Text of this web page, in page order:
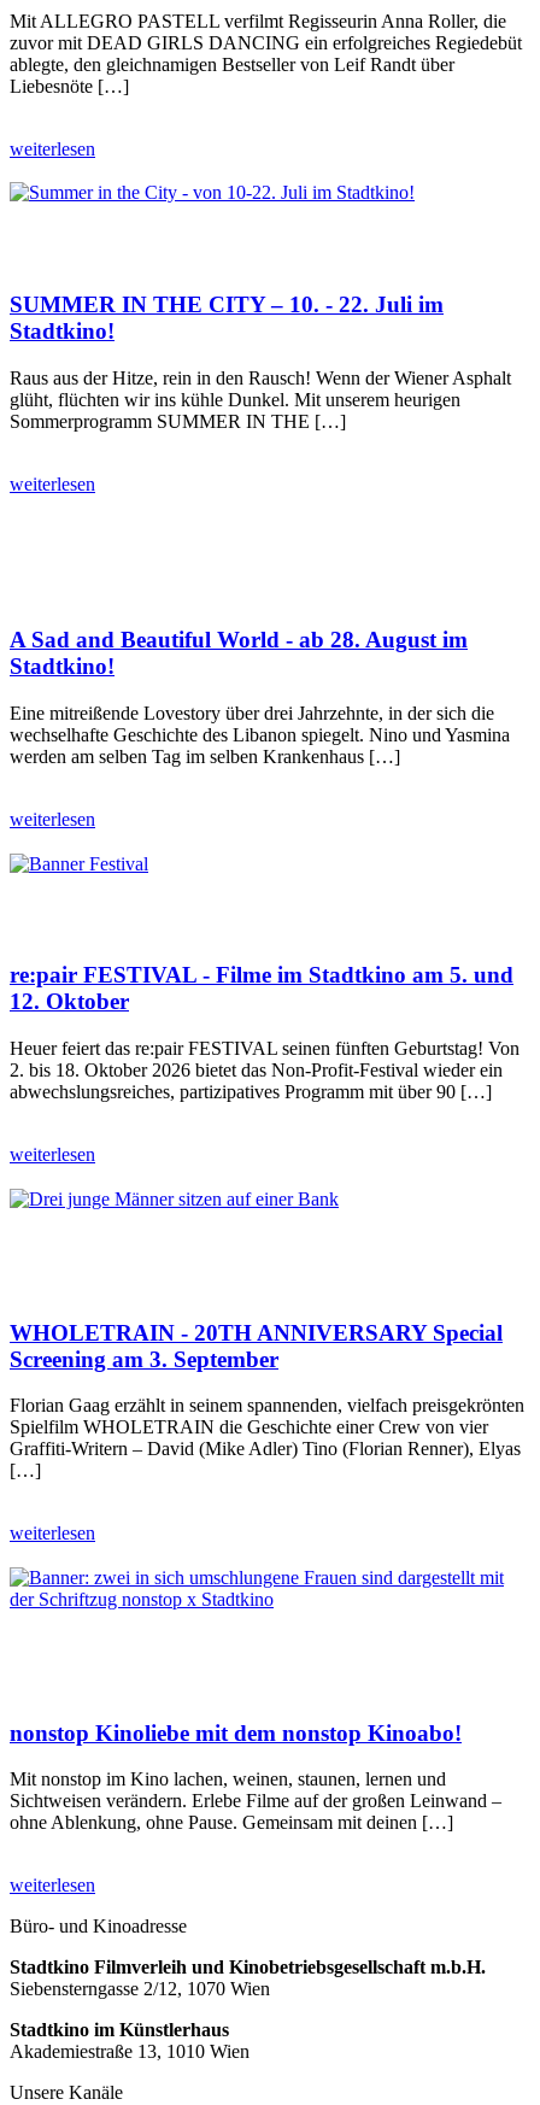
Mit ALLEGRO PASTELL verfilmt Regisseurin Anna Roller, die
zuvor mit DEAD GIRLS DANCING ein erfolgreiches Regiedebüt
ablegte, den gleichnamigen Bestseller von Leif Randt über
Liebesnöte […]
weiterlesen
SUMMER IN THE CITY – 10. - 22. Juli im
Stadtkino!
Raus aus der Hitze, rein in den Rausch! Wenn der Wiener Asphalt
glüht, flüchten wir ins kühle Dunkel. Mit unserem heurigen
Sommerprogramm SUMMER IN THE […]
weiterlesen
A Sad and Beautiful World - ab 28. August im
Stadtkino!
Eine mitreißende Lovestory über drei Jahrzehnte, in der sich die
wechselhafte Geschichte des Libanon spiegelt. Nino und Yasmina
werden am selben Tag im selben Krankenhaus […]
weiterlesen
re:pair FESTIVAL - Filme im Stadtkino am 5. und
12. Oktober
Heuer feiert das re:pair FESTIVAL seinen fünften Geburtstag! Von
2. bis 18. Oktober 2026 bietet das Non-Profit-Festival wieder ein
abwechslungsreiches, partizipatives Programm mit über 90 […]
weiterlesen
WHOLETRAIN - 20TH ANNIVERSARY Special
Screening am 3. September
Florian Gaag erzählt in seinem spannenden, vielfach preisgekrönten
Spielfilm WHOLETRAIN die Geschichte einer Crew von vier
Graffiti-Writern – David (Mike Adler) Tino (Florian Renner), Elyas
[…]
weiterlesen
nonstop Kinoliebe mit dem nonstop Kinoabo!
Mit nonstop im Kino lachen, weinen, staunen, lernen und
Sichtweisen verändern. Erlebe Filme auf der großen Leinwand –
ohne Ablenkung, ohne Pause. Gemeinsam mit deinen […]
weiterlesen
Büro- und Kinoadresse
Stadtkino Filmverleih und Kinobetriebsgesellschaft m.b.H.
Siebensterngasse 2/12, 1070 Wien
Stadtkino im Künstlerhaus
Akademiestraße 13, 1010 Wien
Unsere Kanäle